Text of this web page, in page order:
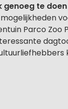
genoeg te
mogelijkheden
Parco